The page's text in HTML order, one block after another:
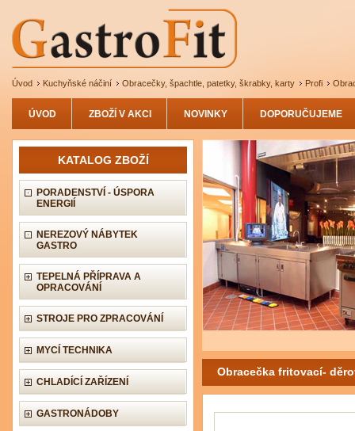
Úvod Kuchyňské náčiní Obracečky, špachtle, patetky, škrabky, karty Profi
ÚVOD ZBOŽÍ V AKCI NOVINKY DOPORUČUJEME
KATALOG ZBOŽÍ
PORADENSTVÍ - ÚSPORA
ENERGIÍ
NEREZOVÝ NÁBYTEK
GASTRO
TEPELNÁ PŘÍPRAVA A
OPRACOVÁNÍ
STROJE PRO ZPRACOVÁNÍ
MYCÍ TECHNIKA
CHLADÍCÍ ZAŘÍZENÍ
GASTRONÁDOBY
Obracečka fritovací-